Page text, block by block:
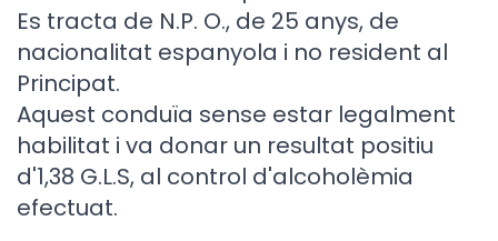
Es tracta de N.P. O., de 25 anys, de
nacionalitat espanyola i no resident al
Principat.
Aquest conduïa sense estar legalment
habilitat i va donar un resultat positiu
d'1,38 G.L.S, al control d'alcoholèmia
efectuat.